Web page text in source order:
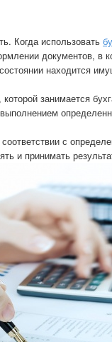
Когда использовать
документов, в
находится
занимается
с
и принимать